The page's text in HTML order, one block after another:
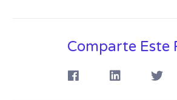
Comparte Este